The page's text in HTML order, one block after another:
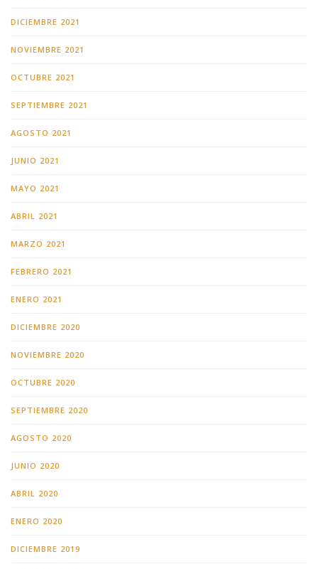
DICIEMBRE 2021
NOVIEMBRE 2021
OCTUBRE 2021
SEPTIEMBRE 2021
AGOSTO 2021
JUNIO 2021
MAYO 2021
ABRIL 2021
MARZO 2021
FEBRERO 2021
ENERO 2021
DICIEMBRE 2020
NOVIEMBRE 2020
OCTUBRE 2020
SEPTIEMBRE 2020
AGOSTO 2020
JUNIO 2020
ABRIL 2020
ENERO 2020
DICIEMBRE 2019